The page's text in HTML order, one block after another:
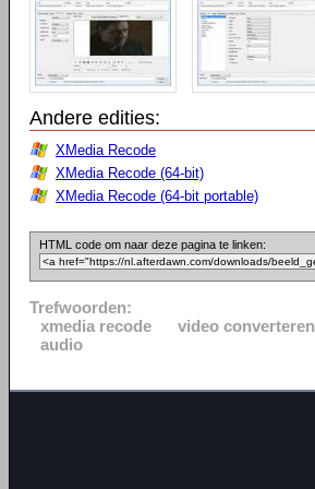
Andere edities:
XMedia Recode
XMedia Recode (64-bit)
XMedia Recode (64-bit portable)
HTML code om naar deze pagina te linken:
Trefwoorden:
xmedia recode
video converteren
audio